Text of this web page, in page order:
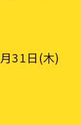
品
書
31日(木)